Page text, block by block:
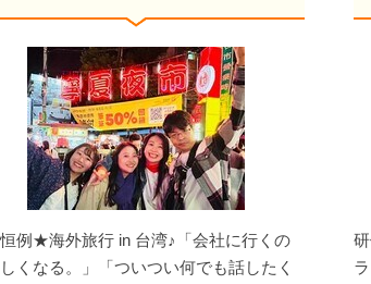
例★海外旅行 in 台湾♪「会社に行くの
くなる。」「ついつい何でも話したく